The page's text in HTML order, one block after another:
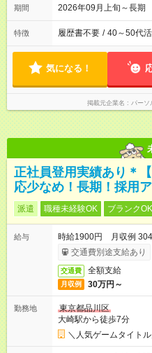
期間 2026年09月上旬～長
特徴 履歴書不要 / 40～50代
気になる！
掲載元企業名 パーソ
正社員登用実績あり＊
応少なめ！長期！採用
派遣 職種未経験OK ブランクOK
給与
時給1900円 月収例
交通費別途支給あり
交通費 全額支給
月収例 30万円～
勤務地
東京都品川区
大崎駅から徒歩7分
＼人気ゲームタイト